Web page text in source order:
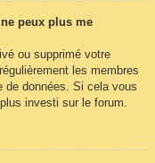
peux plus me
ou supprimé votre
les membres
de données. Si cela vous
investi sur le forum.